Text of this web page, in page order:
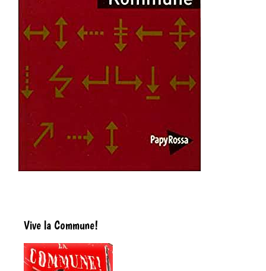
Vive la Commune!